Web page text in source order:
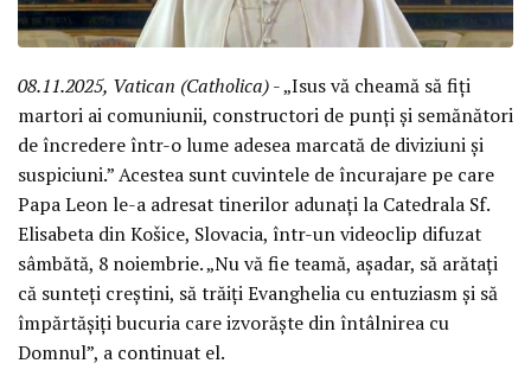
08.11.2025, Vatican (Catholica)- „Isus vă cheamă să fiți
martori ai comuniunii, constructori de punți și semănători
de încredere într-o lume adesea marcată de diviziuni și
suspiciuni.” Acestea sunt cuvintele de încurajare pe care
Papa Leon le-a adresat tinerilor adunați la Catedrala Sf.
Elisabeta din Košice, Slovacia, într-un videoclip difuzat
sâmbătă, 8 noiembrie. „Nu vă fie teamă, așadar, să arătați
că sunteți creștini, să trăiți Evanghelia cu entuziasm și să
împărtășiți bucuria care izvorăște din întâlnirea cu
Domnul”, a continuat el.